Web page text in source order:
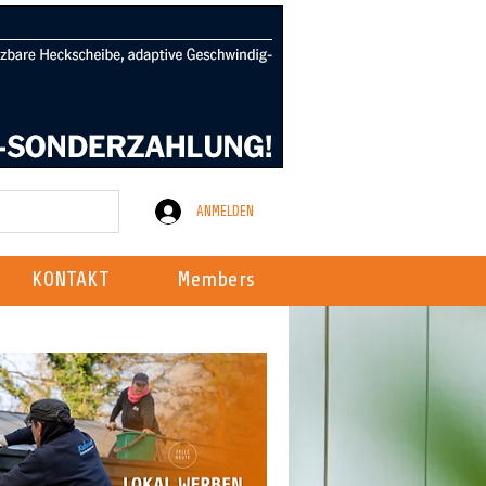
ANMELDEN
KONTAKT Members